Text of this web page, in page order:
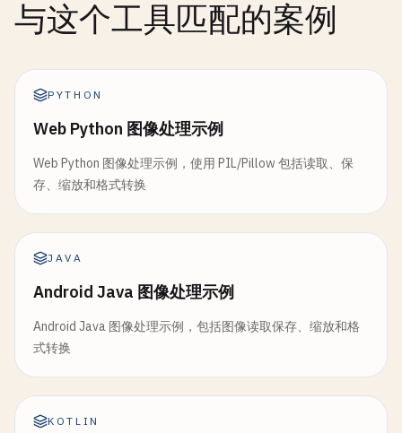
与这个工具匹配的案例
PYTHON
Web Python 图像处理示例
Web Python 图像处理示例，使用 PIL/Pillow 包括读取、保
存、缩放和格式转换
JAVA
Android Java 图像处理示例
Android Java 图像处理示例，包括图像读取保存、缩放和格
式转换
KOTLIN